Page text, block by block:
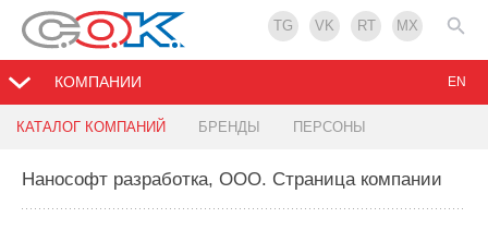
TG VK RT MX
КОМПАНИИ
КАТАЛОГ КОМПАНИЙ БРЕНДЫ ПЕРСОНЫ
EN
Нанософт разработка, ООО. Страница компании